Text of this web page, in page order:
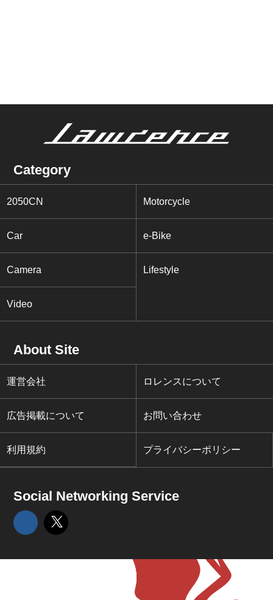
Category
2050CN Motorcycle
Car e-Bike
Camera Lifestyle
Video
About Site
運営会社 ロレンスについて
広告掲載について お問い合わせ
利用規約 プライバシーポリシー
Social Networking Service